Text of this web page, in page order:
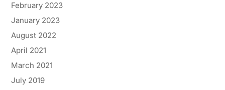
February 2023
January 2023
August 2022
April 2021
March 2021
July 2019